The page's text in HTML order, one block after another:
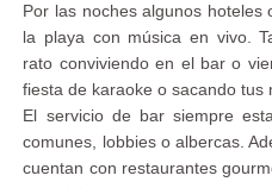
Por las noches algunos hoteles
la playa con música en vivo.
rato conviviendo en el bar o
fiesta de karaoke o sacando tus
El servicio de bar siempre
comunes, lobbies o albercas.
cuentan con restaurantes